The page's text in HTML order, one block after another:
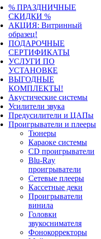
% ПРАЗДНИЧНЫЕ
СКИДКИ %
АКЦИЯ: Витринный
образец!
ПОДАРОЧНЫЕ
СЕРТИФИКАТЫ
УСЛУГИ ПО
УСТАНОВКЕ
ВЫГОДНЫЕ
КОМПЛЕКТЫ!
Акустические системы
Усилители звука
Предусилители и ЦАПы
Проигрыватели и плееры
Тюнеры
Караоке системы
CD проигрыватели
Blu-Ray
проигрыватели
Сетевые плееры
Кассетные деки
Проигрыватели
винила
Головки
звукоснимателя
Фонокорректоры